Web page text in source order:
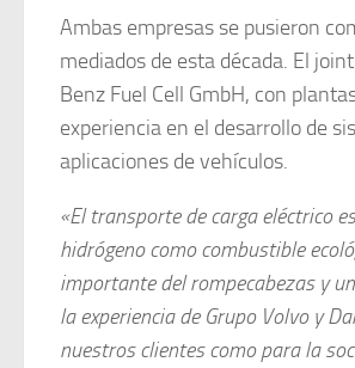
Ambas empresas se pusieron
mediados de esta década. El
Benz Fuel Cell GmbH, con
experiencia en el desarrollo de
aplicaciones de vehículos.
«El transporte de carga eléctrico
hidrógeno como combustible
importante del rompecabezas y
la experiencia de Grupo Volvo y
nuestros clientes como para la